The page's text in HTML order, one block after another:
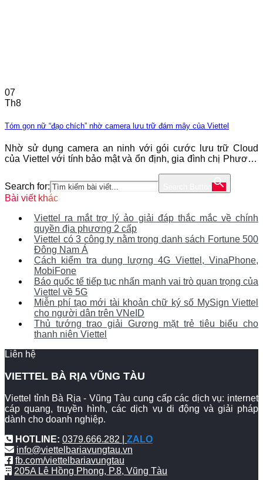
07
Th8
Tóm gọn nữ “đạo chích” nhờ camera lưu trữ đám mây của Viettel
Nhờ sử dụng camera an ninh với gói cước lưu trữ Cloud
của Viettel với tính bảo mật và ổn định, gia đình chị Phương
mất. Cho đến hôm nay, chị Nguyễn Thu Phương vẫn còn
chưa hết bàng hoàng khi
Search for:
Bài viết khác
Viettel ra mắt trợ lý ảo giải đáp thắc mắc về chính
quyền địa phương 2 cấp
Viettel có 3 công ty nằm trong danh sách Fortune 500
Đông Nam Á
Cách kiểm tra dung lượng 4G Viettel, VinaPhone,
MobiFone
Báo quốc tế tiếp tục nhấn mạnh vai trò quan trọng của
Viettel về 5G
Miễn phí tạo mới tài khoản chữ ký số MySign Viettel
cho người dân trên VNeID
Thủ tướng trao giải Gương mặt trẻ tiêu biểu cho
thanh niên Viettel
Liên hệ
VIETTEL BÀ RỊA VŨNG TÀU
Viettel tỉnh Bà Rịa - Vũng Tàu cung cấp các dịch vụ: internet
cáp quang, truyền hình, các dịch vụ di động và giải pháp
dành cho doanh nghiệp.
HOTLINE: 0379.666.282 | ZALO
info@viettelbariavungtau.vn
fb.com/viettelbariavungtau
205A Lê Hồng Phong, P.8, Vũng Tàu